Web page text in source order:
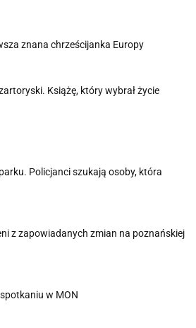
znana chrześcijanka Europy
Książę, który wybrał życie
Policjanci szukają osoby, która
z zapowiadanych zmian na poznańskiej
w MON